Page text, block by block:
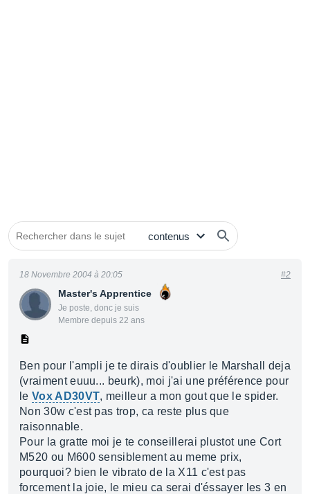
Master's Apprentice
Je poste, donc je suis
Membre depuis 22 ans
18 Novembre 2004 à 20:05 #2
Ben pour l'ampli je te dirais d'oublier le Marshall deja
(vraiment euuu... beurk), moi j'ai une préférence pour
le Vox AD30VT, meilleur a mon gout que le spider.
Non 30w c'est pas trop, ca reste plus que
raisonnable.
Pour la gratte moi je te conseillerai plustot une Cort
M520 ou M600 sensiblement au meme prix,
pourquoi? bien le vibrato de la X11 c'est pas
forcement la joie, le mieu ca serai d'éssayer les 3 en